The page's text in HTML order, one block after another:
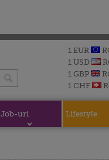
1 EUR
1 USD
1 GBP
1 CHF
Job-uri Lifestyle